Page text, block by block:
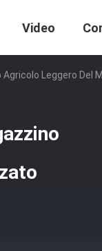
Video
Agricolo Leggero